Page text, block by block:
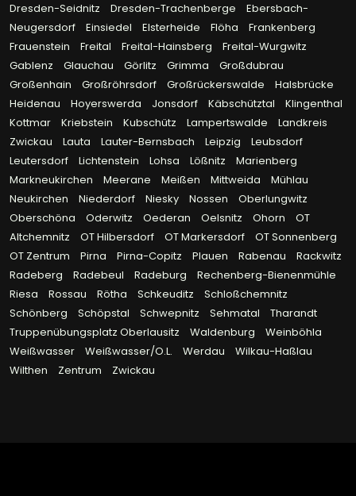
Dresden-Seidnitz
Dresden-Trachenberge
Ebersbach-
Neugersdorf
Einsiedel Elsterheide Flöha
Frankenberg
Frauenstein
Freital Freital-Hainsberg
Freital-Wurgwitz
Gablenz
Glauchau Görlitz Grimma
Großdubrau
Großenhain
Großröhrsdorf Großrückerswalde
Halsbrücke
Heidenau
Hoyerswerda Jonsdorf Käbschütztal
Klingenthal
Kottmar
Kriebstein Kubschütz Lampertswalde
Landkreis
Zwickau
Lauta Lauter-Bernsbach Leipzig
Leubsdorf
Leutersdorf
Lichtenstein Lohsa Lößnitz
Marienberg
Markneukirchen
Meerane Meißen Mittweida
Mühlau
Neukirchen
Niederdorf Niesky Nossen
Oberlungwitz
Oberschöna
Oderwitz Oederan Oelsnitz Ohorn
OT
Altchemnitz
OT Hilbersdorf OT Markersdorf
OT Sonnenberg
OT Zentrum
Pirna Pirna-Copitz Plauen Rabenau
Rackwitz
Radeberg
Radebeul Radeburg
Rechenberg-Bienenmühle
Riesa
Rossau Rötha Schkeuditz
Schloßchemnitz
Schönberg
Schöpstal Schwepnitz Sehmatal
Tharandt
Truppenübungsplatz Oberlausitz
Waldenburg
Weinböhla
Weißwasser
Weißwasser/O.L. Werdau
Wilkau-Haßlau
Wilthen
Zentrum Zwickau